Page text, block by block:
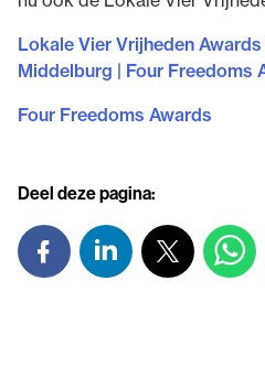
Lokale Vier Vrijheden
Middelburg | Four Freedoms
Four Freedoms Awards
Deel deze pagina: